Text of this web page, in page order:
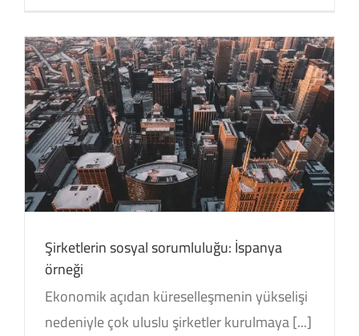
Şirketlerin sosyal sorumluluğu: İspanya
örneği
Ekonomik açıdan küreselleşmenin yükselişi
nedeniyle çok uluslu şirketler kurulmaya [...]